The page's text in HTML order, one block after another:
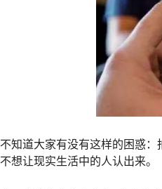
不知道大家有没有这样的困惑：
不想让现实生活中的人认出来。